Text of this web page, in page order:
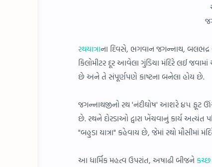
રથયાત્રાના દિવસે, ભગવાન જગન્નાથ, બલભદ્ર
કિલોમીટર દૂર આવેલા ગુંડિચા મંદિરે લઈ
છે અને તે સંપૂર્ણપણે કાષ્ટના બનેલા હોય છે.
જગન્નાથજીનો રથ 'નંદીઘોષ' આશરે ૪૫ ફૂટ
છે. રથને દોરડાઓ દ્વારા ખેંચવાનું કાર્ય અત્યંત
"બહુડા યાત્રા" કહેવાય છે, જેમાં રથો મૌસીમાં
આ ધાર્મિક મહત્વ ઉપરાંત, અષાઢી બીજને કચ્છ